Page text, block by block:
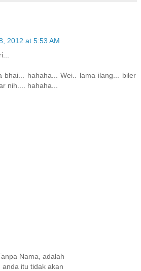
2012 at 5:53 AM
bhai... hahaha... Wei.. lama ilang... biler
nih.... hahaha...
Nama, adalah
itu tidak akan